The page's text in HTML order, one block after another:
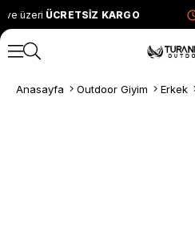
ve üzeri ÜCRETSİZ KARGO
Anasayfa Outdoor Giyim Erkek